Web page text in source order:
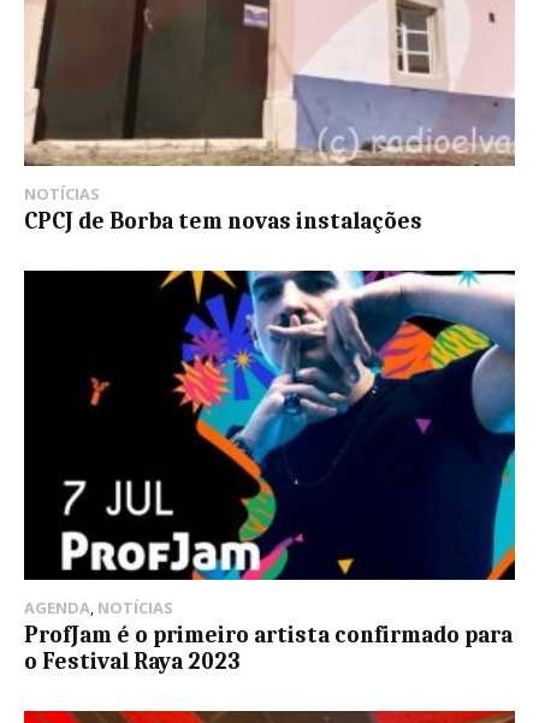
NOTÍCIAS
CPCJ de Borba tem novas instalações
AGENDA, NOTÍCIAS
ProfJam é o primeiro artista confirmado para
o Festival Raya 2023